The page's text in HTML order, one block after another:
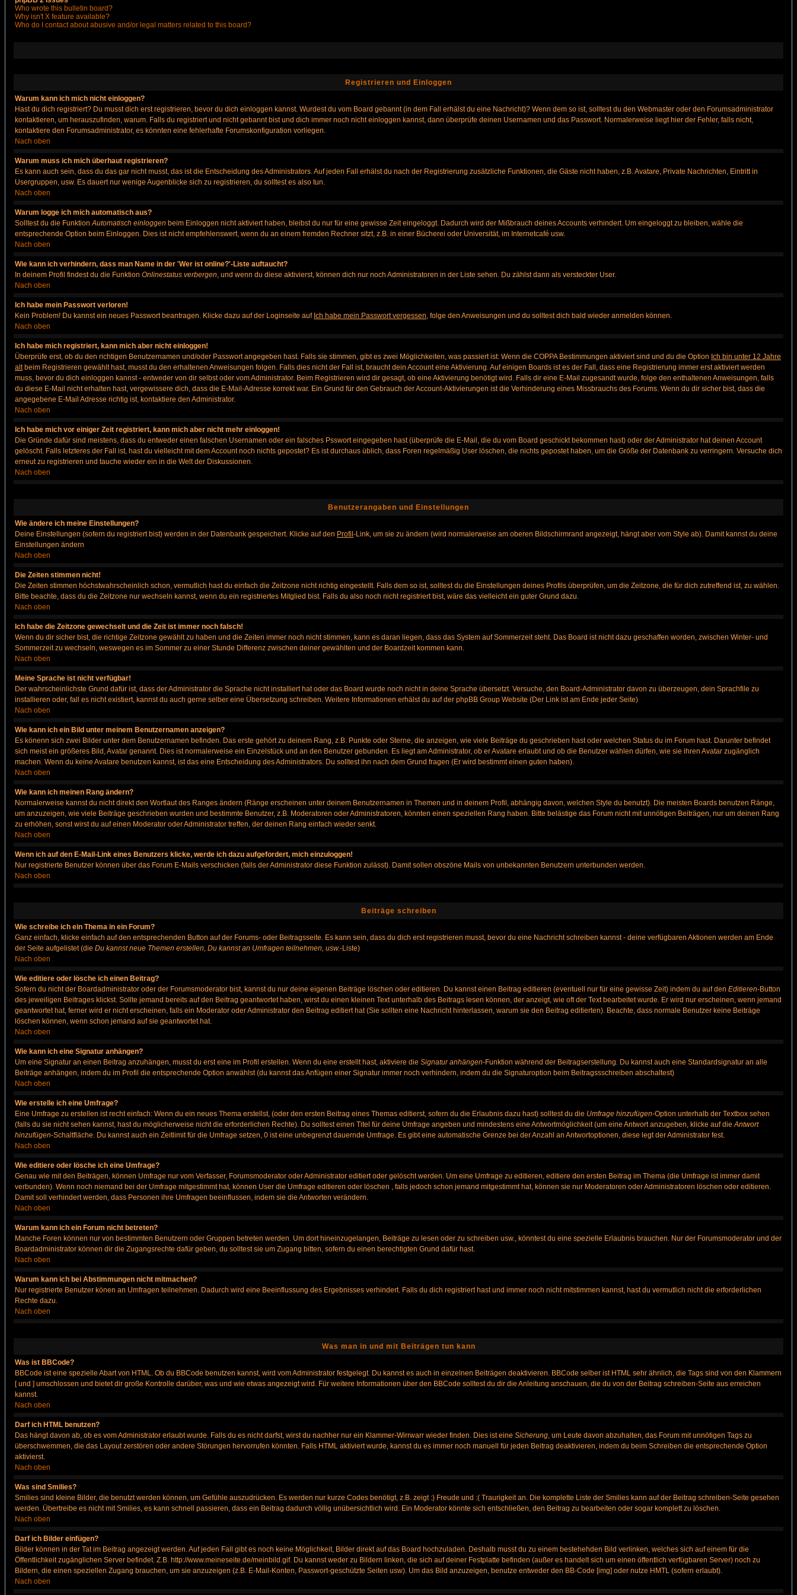
Who wrote this bulletin board?
Why isn't X feature available?
Who do I contact about abusive and/or legal matters related to this board?
Registrieren und Einloggen
Warum kann ich mich nicht einloggen?
Hast du dich registriert? Du musst dich erst registrieren, bevor du dich einloggen kannst. Wurdest du vom Board gebannt (in dem Fall erhälst du eine Nachricht)? Wenn dem so ist, solltest du den Webmaster oder den Forumsadministrator
kontaktieren, um herauszufinden, warum. Falls du registriert und nicht gebannt bist und dich immer noch nicht einloggen kannst, dann überprüfe deinen Usernamen und das Passwort. Normalerweise liegt hier der Fehler, falls nicht,
kontaktiere den Forumsadministrator, es könnten eine fehlerhafte Forumskonfiguration vorliegen.
Nach oben
Warum muss ich mich überhaut registrieren?
Es kann auch sein, dass du das gar nicht musst, das ist die Entscheidung des Administrators. Auf jeden Fall erhälst du nach der Registrierung zusätzliche Funktionen, die Gäste nicht haben, z.B. Avatare, Private Nachrichten, Eintritt in
Usergruppen, usw. Es dauert nur wenige Augenblicke sich zu registrieren, du solltest es also tun.
Nach oben
Warum logge ich mich automatisch aus?
Solltest du die FunktionAutomatisch einloggen beim Einloggen nicht aktiviert haben, bleibst du nur für eine gewisse Zeit eingeloggt. Dadurch wird der Mißbrauch deines Accounts verhindert. Um eingeloggt zu bleiben, wähle die
entsprechende Option beim Einloggen. Dies ist nicht empfehlenswert, wenn du an einem fremden Rechner sitzt, z.B. in einer Bücherei oder Universität, im Internetcafé usw.
Nach oben
Wie kann ich verhindern, dass man Name in der 'Wer ist online?'-Liste auftaucht?
In deinem Profil findest du die Funktion Onlinestatus verbergen, und wenn du diese aktivierst, können dich nur noch Administratoren in der Liste sehen. Du zählst dann als versteckter User.
Nach oben
Ich habe mein Passwort verloren!
Kein Problem! Du kannst ein neues Passwort beantragen. Klicke dazu auf der Loginseite auf Ich habe mein Passwort vergessen, folge den Anweisungen und du solltest dich bald wieder anmelden können.
Nach oben
Ich habe mich registriert, kann mich aber nicht einloggen!
Überprüfe erst, ob du den richtigen Benutzernamen und/oder Passwort angegeben hast. Falls sie stimmen, gibt es zwei Möglichkeiten, was passiert ist: Wenn die COPPA Bestimmungen aktiviert sind und du die Option Ich bin unter 12 Jahre
altbeim Registrieren gewählt hast, musst du den erhaltenen Anweisungen folgen. Falls dies nicht der Fall ist, braucht dein Account eine Aktivierung. Auf einigen Boards ist es der Fall, dass eine Registrierung immer erst aktiviert werden
muss, bevor du dich einloggen kannst - entweder von dir selbst oder vom Administrator. Beim Registrieren wird dir gesagt, ob eine Aktivierung benötigt wird. Falls dir eine E-Mail zugesandt wurde, folge den enthaltenen Anweisungen, falls
du diese E-Mail nicht erhalten hast, vergewissere dich, dass die E-Mail-Adresse korrekt war. Ein Grund für den Gebrauch der Account-Aktivierungen ist die Verhinderung eines Missbrauchs des Forums. Wenn du dir sicher bist, dass die
angegebene E-Mail Adresse richtig ist, kontaktiere den Administrator.
Nach oben
Ich habe mich vor einiger Zeit registriert, kann mich aber nicht mehr einloggen!
Die Gründe dafür sind meistens, dass du entweder einen falschen Usernamen oder ein falsches Psswort eingegeben hast (überprüfe die E-Mail, die du vom Board geschickt bekommen hast) oder der Administrator hat deinen Account
gelöscht. Falls letzteres der Fall ist, hast du vielleicht mit dem Account noch nichts gepostet? Es ist durchaus üblich, dass Foren regelmäßig User löschen, die nichts gepostet haben, um die Größe der Datenbank zu verringern. Versuche dich
erneut zu registrieren und tauche wieder ein in die Welt der Diskussionen.
Nach oben
Benutzerangaben und Einstellungen
Wie ändere ich meine Einstellungen?
Deine Einstellungen (sofern du registriert bist) werden in der Datenbank gespeichert. Klicke auf den Profil -Link, um sie zu ändern (wird normalerweise am oberen Bildschirmrand angezeigt, hängt aber vom Style ab). Damit kannst du deine
Einstellungen ändern
Nach oben
Die Zeiten stimmen nicht!
Die Zeiten stimmen höchstwahrscheinlich schon, vermutlich hast du einfach die Zeitzone nicht richtig eingestellt. Falls dem so ist, solltest du die Einstellungen deines Profils überprüfen, um die Zeitzone, die für dich zutreffend ist, zu wählen.
Bitte beachte, dass du die Zeitzone nur wechseln kannst, wenn du ein registriertes Mitglied bist. Falls du also noch nicht registriert bist, wäre das vielleicht ein guter Grund dazu.
Nach oben
Ich habe die Zeitzone gewechselt und die Zeit ist immer noch falsch!
Wenn du dir sicher bist, die richtige Zeitzone gewählt zu haben und die Zeiten immer noch nicht stimmen, kann es daran liegen, dass das System auf Sommerzeit steht. Das Board ist nicht dazu geschaffen worden, zwischen Winter- und
Sommerzeit zu wechseln, weswegen es im Sommer zu einer Stunde Differenz zwischen deiner gewählten und der Boardzeit kommen kann.
Nach oben
Meine Sprache ist nicht verfügbar!
Der wahrscheinlichste Grund dafür ist, dass der Administrator die Sprache nicht installiert hat oder das Board wurde noch nicht in deine Sprache übersetzt. Versuche, den Board-Administrator davon zu überzeugen, dein Sprachfile zu
installieren oder, fall es nicht existiert, kannst du auch gerne selber eine Übersetzung schreiben. Weitere Informationen erhälst du auf der phpBB Group Website (Der Link ist am Ende jeder Seite)
Nach oben
Wie kann ich ein Bild unter meinem Benutzernamen anzeigen?
Es könenn sich zwei Bilder unter dem Benutzernamen befinden. Das erste gehört zu deinem Rang, z.B. Punkte oder Sterne, die anzeigen, wie viele Beiträge du geschrieben hast oder welchen Status du im Forum hast. Darunter befindet
sich meist ein größeres Bild, Avatar genannt. Dies ist normalerweise ein Einzelstück und an den Benutzer gebunden. Es liegt am Administrator, ob er Avatare erlaubt und ob die Benutzer wählen dürfen, wie sie ihren Avatar zugänglich
machen. Wenn du keine Avatare benutzen kannst, ist das eine Entscheidung des Administrators. Du solltest ihn nach dem Grund fragen (Er wird bestimmt einen guten haben).
Nach oben
Wie kann ich meinen Rang ändern?
Normalerweise kannst du nicht direkt den Wortlaut des Ranges ändern (Ränge erscheinen unter deinem Benutzernamen in Themen und in deinem Profil, abhängig davon, welchen Style du benutzt). Die meisten Boards benutzen Ränge,
um anzuzeigen, wie viele Beiträge geschrieben wurden und bestimmte Benutzer, z.B. Moderatoren oder Administratoren, könnten einen speziellen Rang haben. Bitte belästige das Forum nicht mit unnötigen Beiträgen, nur um deinen Rang
zu erhöhen, sonst wirst du auf einen Moderator oder Administrator treffen, der deinen Rang einfach wieder senkt.
Nach oben
Wenn ich auf den E-Mail-Link eines Benutzers klicke, werde ich dazu aufgefordert, mich einzuloggen!
Nur registrierte Benutzer können über das Forum E-Mails verschicken (falls der Administrator diese Funktion zulässt). Damit sollen obszöne Mails von unbekannten Benutzern unterbunden werden.
Nach oben
Beiträge schreiben
Wie schreibe ich ein Thema in ein Forum?
Ganz einfach, klicke einfach auf den entsprechenden Button auf der Forums- oder Beitragsseite. Es kann sein, dass du dich erst registrieren musst, bevor du eine Nachricht schreiben kannst - deine verfügbaren Aktionen werden am Ende
der Seite aufgelistet (die Du kannst neue Themen erstellen, Du kannst an Umfragen teilnehmen, usw.-Liste)
Nach oben
Wie editiere oder lösche ich einen Beitrag?
Sofern du nicht der Boardadministrator oder der Forumsmoderator bist, kannst du nur deine eigenen Beiträge löschen oder editieren. Du kannst einen Beitrag editieren (eventuell nur für eine gewisse Zeit) indem du auf den Editieren-Button
des jeweiligen Beitrages klickst. Sollte jemand bereits auf den Beitrag geantwortet haben, wirst du einen kleinen Text unterhalb des Beitrags lesen können, der anzeigt, wie oft der Text bearbeitet wurde. Er wird nur erscheinen, wenn jemand
geantwortet hat, ferner wird er nicht erscheinen, falls ein Moderator oder Administrator den Beitrag editiert hat (Sie sollten eine Nachricht hinterlassen, warum sie den Beitrag editierten). Beachte, dass normale Benutzer keine Beiträge
löschen können, wenn schon jemand auf sie geantwortet hat.
Nach oben
Wie kann ich eine Signatur anhängen?
Um eine Signatur an einen Beitrag anzuhängen, musst du erst eine im Profil erstellen. Wenn du eine erstellt hast, aktiviere die Signatur anhängen-Funktion während der Beitragserstellung. Du kannst auch eine Standardsignatur an alle
Beiträge anhängen, indem du im Profil die entsprechende Option anwählst (du kannst das Anfügen einer Signatur immer noch verhindern, indem du die Signaturoption beim Beitragssschreiben abschaltest)
Nach oben
Wie erstelle ich eine Umfrage?
Eine Umfrage zu erstellen ist recht einfach: Wenn du ein neues Thema erstellst, (oder den ersten Beitrag eines Themas editierst, sofern du die Erlaubnis dazu hast) solltest du die Umfrage hinzufügen-Option unterhalb der Textbox sehen
(falls du sie nicht sehen kannst, hast du möglicherweise nicht die erforderlichen Rechte). Du solltest einen Titel für deine Umfrage angeben und mindestens eine Antwortmöglichkeit (um eine Antwort anzugeben, klicke auf dieAntwort
hinzufügen-Schaltfläche. Du kannst auch ein Zeitlimit für die Umfrage setzen, 0 ist eine unbegrenzt dauernde Umfrage. Es gibt eine automatische Grenze bei der Anzahl an Antwortoptionen, diese legt der Administrator fest.
Nach oben
Wie editiere oder lösche ich eine Umfrage?
Genau wie mit den Beiträgen, können Umfrage nur vom Verfasser, Forumsmoderator oder Administrator editiert oder gelöscht werden. Um eine Umfrage zu editieren, editiere den ersten Beitrag im Thema (die Umfrage ist immer damit
verbunden). Wenn noch niemand bei der Umfrage mitgestimmt hat, können User die Umfrage editieren oder löschen , falls jedoch schon jemand mitgestimmt hat, können sie nur Moderatoren oder Administratoren löschen oder editieren.
Damit soll verhindert werden, dass Personen ihre Umfragen beeinflussen, indem sie die Antworten verändern.
Nach oben
Warum kann ich ein Forum nicht betreten?
Manche Foren können nur von bestimmten Benutzern oder Gruppen betreten werden. Um dort hineinzugelangen, Beiträge zu lesen oder zu schreiben usw., könntest du eine spezielle Erlaubnis brauchen. Nur der Forumsmoderator und der
Boardadministrator können dir die Zugangsrechte dafür geben, du solltest sie um Zugang bitten, sofern du einen berechtigten Grund dafür hast.
Nach oben
Warum kann ich bei Abstimmungen nicht mitmachen?
Nur registrierte Benutzer könen an Umfragen teilnehmen. Dadurch wird eine Beeinflussung des Ergebnisses verhindert. Falls du dich registriert hast und immer noch nicht mitstimmen kannst, hast du vermutlich nicht die erforderlichen
Rechte dazu.
Nach oben
Was man in und mit Beiträgen tun kann
Was ist BBCode?
BBCode ist eine spezielle Abart von HTML. Ob du BBCode benutzen kannst, wird vom Administrator festgelegt. Du kannst es auch in einzelnen Beiträgen deaktivieren. BBCode selber ist HTML sehr ähnlich, die Tags sind von den Klammern
[ und ] umschlossen und bietet dir große Kontrolle darüber, was und wie etwas angezeigt wird. Für weitere Informationen über den BBCode solltest du dir die Anleitung anschauen, die du von der Beitrag schreiben-Seite aus erreichen
kannst.
Nach oben
Darf ich HTML benutzen?
Das hängt davon ab, ob es vom Administrator erlaubt wurde. Falls du es nicht darfst, wirst du nachher nur ein Klammer-Wirrwarr wieder finden. Dies ist eine Sicherung, um Leute davon abzuhalten, das Forum mit unnötigen Tags zu
überschwemmen, die das Layout zerstören oder andere Störungen hervorrufen könnten. Falls HTML aktiviert wurde, kannst du es immer noch manuell für jeden Beitrag deaktivieren, indem du beim Schreiben die entsprechende Option
aktivierst.
Nach oben
Was sind Smilies?
Smilies sind kleine Bilder, die benutzt werden können, um Gefühle auszudrücken. Es werden nur kurze Codes benötigt, z.B. zeigt :) Freude und :( Traurigkeit an. Die komplette Liste der Smilies kann auf der Beitrag schreiben-Seite gesehen
werden. Übertreibe es nicht mit Smilies, es kann schnell passieren, dass ein Beitrag dadurch völlig unübersichtlich wird. Ein Moderator könnte sich entschließen, den Beitrag zu bearbeiten oder sogar komplett zu löschen.
Nach oben
Darf ich Bilder einfügen?
Bilder können in der Tat im Beitrag angezeigt werden. Auf jeden Fall gibt es noch keine Möglichkeit, Bilder direkt auf das Board hochzuladen. Deshalb musst du zu einem bestehehden Bild verlinken, welches sich auf einem für die
Öffentlichkeit zugänglichen Server befindet. Z.B. http://www.meineseite.de/meinbild.gif. Du kannst weder zu Bildern linken, die sich auf deiner Festplatte befinden (außer es handelt sich um einen öffentlich verfügbaren Server) noch zu
Bildern, die einen speziellen Zugang brauchen, um sie anzuzeigen (z.B. E-Mail-Konten, Passwort-geschützte Seiten usw). Um das Bild anzuzeigen, benutze entweder den BB-Code [img] oder nutze HMTL (sofern erlaubt).
Nach oben